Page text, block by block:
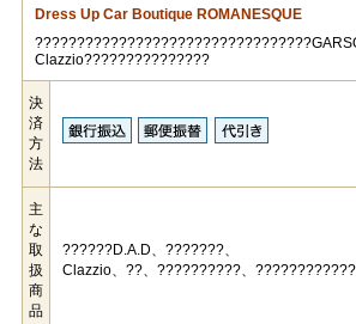
Dress Up Car Boutique ROMANESQUE
Clazzio???????????????
決
済
方
法
主
な
取
扱
商
品
??????D.A.D、???????、
Clazzio、??、??????????、